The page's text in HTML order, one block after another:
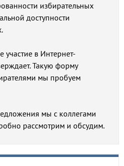
избирательных
доступности
участие в Интернет-
Такую форму
мы пробуем
мы с коллегами
рассмотрим и обсудим.